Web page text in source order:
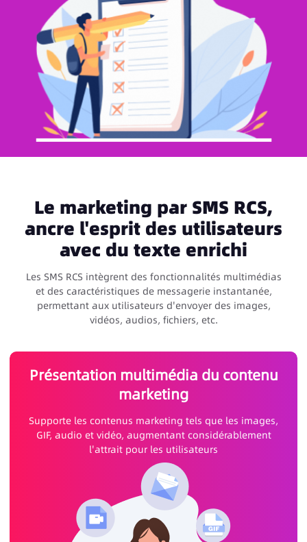
Le marketing par SMS RCS,
ancre l'esprit des utilisateurs
avec du texte enrichi
Les SMS RCS intègrent des fonctionnalités multimédias
et des caractéristiques de messagerie instantanée,
permettant aux utilisateurs d'envoyer des images,
vidéos, audios, fichiers, etc.
Présentation multimédia du contenu
marketing
Supporte les contenus marketing tels que les images,
GIF, audio et vidéo, augmentant considérablement
l'attrait pour les utilisateurs